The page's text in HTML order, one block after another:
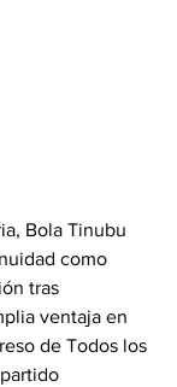
Bola Tinubu
como
tras
ventaja en
de Todos los